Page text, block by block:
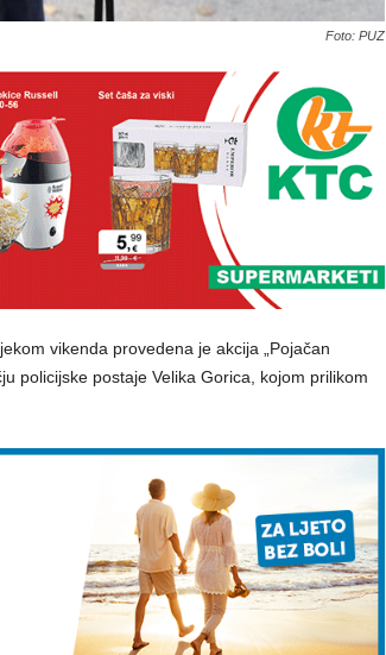
Foto: PUZ
vikenda provedena je akcija „Pojačan
policijske postaje Velika Gorica, kojom prilikom